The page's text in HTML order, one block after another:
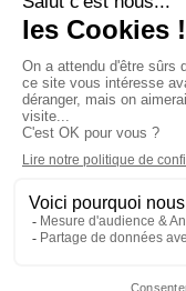
Services